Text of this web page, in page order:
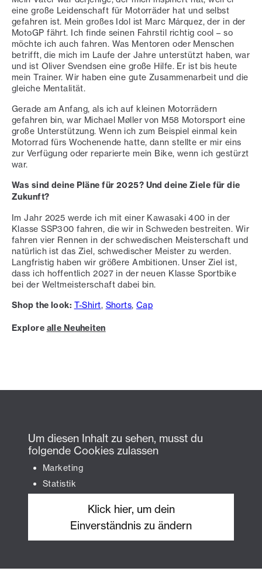
eine große Leidenschaft für Motorräder hat und selbst
gefahren ist. Mein großes Idol ist Marc Márquez, der in der
MotoGP fährt. Ich finde seinen Fahrstil richtig cool – so
möchte ich auch fahren. Was Mentoren oder Menschen
betrifft, die mich im Laufe der Jahre unterstützt haben, war
und ist Oliver Svendsen eine große Hilfe. Er ist bis heute
mein Trainer. Wir haben eine gute Zusammenarbeit und die
gleiche Mentalität.
Gerade am Anfang, als ich auf kleinen Motorrädern
gefahren bin, war Michael Møller von M58 Motorsport eine
große Unterstützung. Wenn ich zum Beispiel einmal kein
Motorrad fürs Wochenende hatte, dann stellte er mir eins
zur Verfügung oder reparierte mein Bike, wenn ich gestürzt
war.
Was sind deine Pläne für 2025? Und deine Ziele für die
Zukunft?
Im Jahr 2025 werde ich mit einer Kawasaki 400 in der
Klasse SSP300 fahren, die wir in Schweden bestreiten. Wir
fahren vier Rennen in der schwedischen Meisterschaft und
natürlich ist das Ziel, schwedischer Meister zu werden.
Langfristig haben wir größere Ambitionen. Unser Ziel ist,
dass ich hoffentlich 2027 in der neuen Klasse Sportbike
bei der Weltmeisterschaft dabei bin.
Shop the look: T-Shirt, Shorts, Cap
Explore alle Neuheiten
Um diesen Inhalt zu sehen, musst du
folgende Cookies zulassen
Marketing
Statistik
Klick hier, um dein
Einverständnis zu ändern